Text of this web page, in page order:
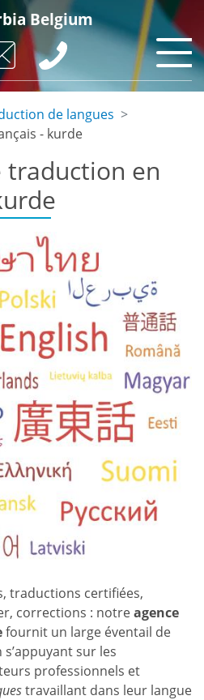
Belgium
de langues
- kurde
traduction en
traductions certifiées,
corrections : notreagence
fournit un large éventail de
sur les
professionnels et
travaillant dans leur langue